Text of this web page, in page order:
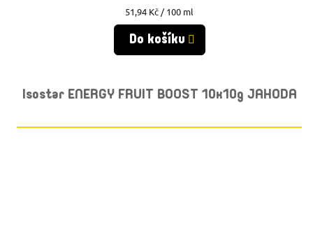
Měrná
cena:
51,94 Kč / 100 ml
Do košíku
Isostar ENERGY FRUIT BOOST 10x10g JAHODA